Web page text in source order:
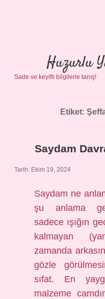
Huzurlu
Sade ve keyifli bilgilerle tanış!
Etiket:
Saydam
Tarih: Ekim 19, 2024
Saydam ne
şu anlama
sadece ışığın
kalmayan
zamanda
gözle
sıfat. En
malzeme